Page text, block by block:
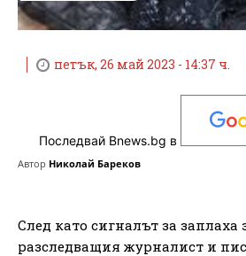
петък, 26 май 2023 - 14:37 ч.
Последвай Bnews.bg в
Автор Николай Бареков
След като сигналът за заплаха
разследващия журналист и